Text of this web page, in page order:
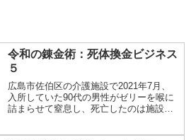
令和の錬金術：死体換金ビジネス
５
広島市佐伯区の介護施設で2021年7月、
入所していた90代の男性がゼリーを喉に
詰まらせて窒息し、死亡したのは施設職